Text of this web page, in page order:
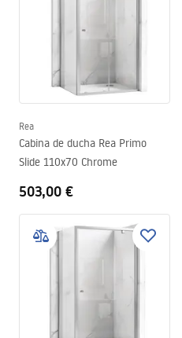
Rea
Cabina de ducha Rea Primo
Slide 110x70 Chrome
503,00 €